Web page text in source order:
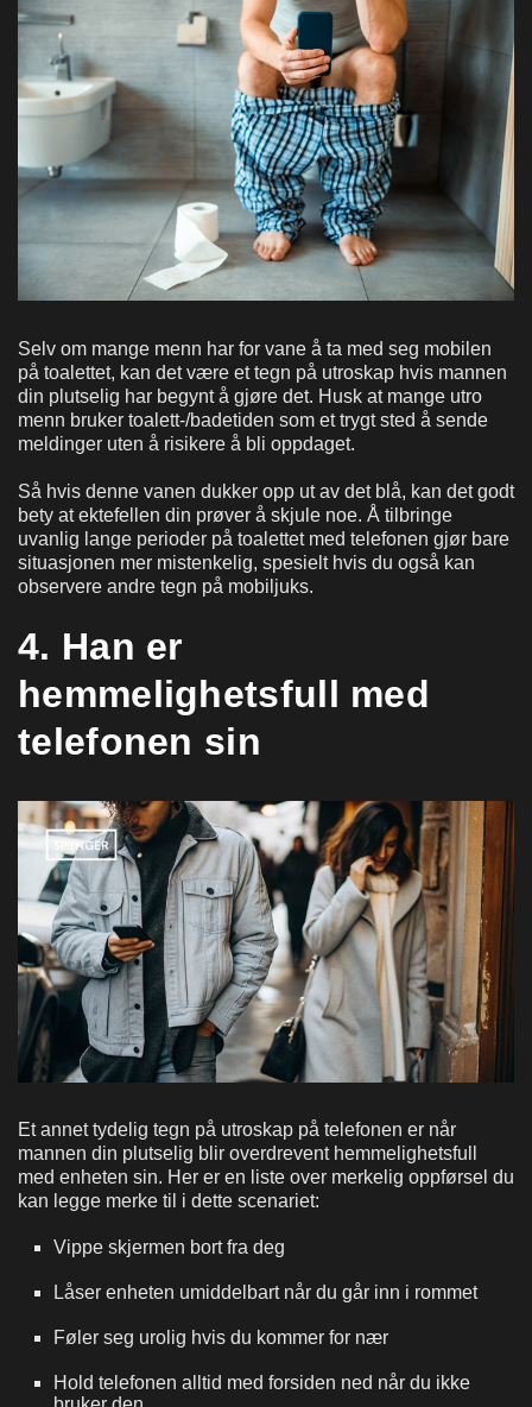
Selv om mange menn har for vane å ta med seg mobilen
på toalettet, kan det være et tegn på utroskap hvis mannen
din plutselig har begynt å gjøre det. Husk at mange utro
menn bruker toalett-/badetiden som et trygt sted å sende
meldinger uten å risikere å bli oppdaget.
Så hvis denne vanen dukker opp ut av det blå, kan det godt
bety at ektefellen din prøver å skjule noe. Å tilbringe
uvanlig lange perioder på toalettet med telefonen gjør bare
situasjonen mer mistenkelig, spesielt hvis du også kan
observere andre tegn på mobiljuks.
4. Han er
hemmelighetsfull med
telefonen sin
Et annet tydelig tegn på utroskap på telefonen er når
mannen din plutselig blir overdrevent hemmelighetsfull
med enheten sin. Her er en liste over merkelig oppførsel du
kan legge merke til i dette scenariet:
Vippe skjermen bort fra deg
Låser enheten umiddelbart når du går inn i rommet
Føler seg urolig hvis du kommer for nær
Hold telefonen alltid med forsiden ned når du ikke